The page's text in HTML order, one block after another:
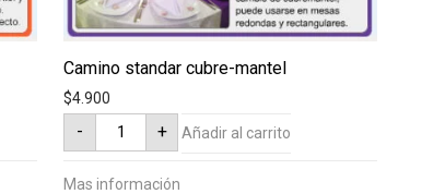
Camino standar cubre-mantel
$4.900
-
Camino
standar
cubre-
cantidad
+ Añadir al carrito
Mas información